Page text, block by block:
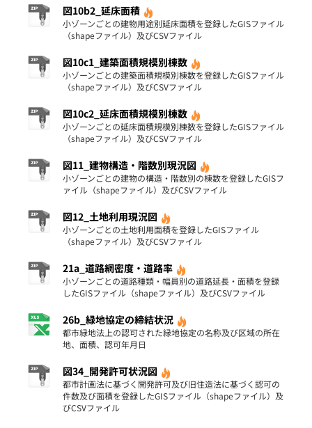
図10b2_延床面積
小ゾーンごとの建物用途別延床面積を登録したGISファイル
（shapeファイル）及びCSVファイル
図10c1_建築面積規模別棟数
小ゾーンごとの建築面積規模別棟数を登録したGISファイル
（shapeファイル）及びCSVファイル
図10c2_延床面積規模別棟数
小ゾーンごとの延床面積規模別棟数を登録したGISファイル
（shapeファイル）及びCSVファイル
図11_建物構造・階数別現況図
小ゾーンごとの建物の構造・階数別の棟数を登録したGISフ
ァイル（shapeファイル）及びCSVファイル
図12_土地利用現況図
小ゾーンごとの土地利用面積を登録したGISファイル
（shapeファイル）及びCSVファイル
21a_道路網密度・道路率
小ゾーンごとの道路種類・幅員別の道路延長・面積を登録
したGISファイル（shapeファイル）及びCSVファイル
26b_緑地協定の締結状況
都市緑地法上の認可された緑地協定の名称及び区域の所在
地、面積、認可年月日
図34_開発許可状況図
都市計画法に基づく開発許可及び旧住造法に基づく認可の
件数及び面積を登録したGISファイル（shapeファイル）及
びCSVファイル